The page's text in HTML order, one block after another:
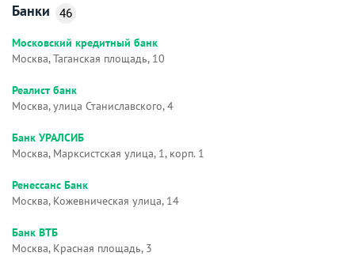
Банки 46
Московский кредитный банк
Москва, Таганская площадь, 10
Реалист банк
Москва, улица Станиславского, 4
Банк УРАЛСИБ
Москва, Марксистская улица, 1, корп. 1
Ренессанс Банк
Москва, Кожевническая улица, 14
Банк ВТБ
Москва, Красная площадь, 3